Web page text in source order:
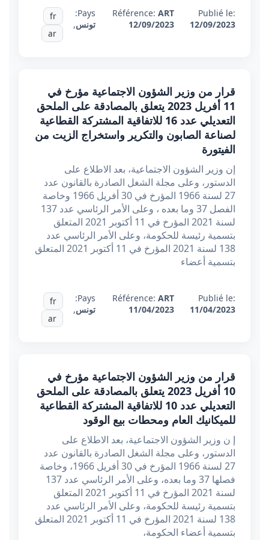
Publié le:
12/09/2023
Référence:ART
12/09/2023
Pays:
تونس,
fr
ar
قرار من وزير الشؤون الاجتماعية مؤرخ في
11 أفريل 2023 يتعلق بالمصادقة على الملحق
التعديلي عدد 16 للاتفاقية المشتركة القطاعية
لصناعة الصابون والتكرير واستخراج الزيت من
الفيتورة
إن وزير الشؤون الاجتماعية، بعد الاطلاع على
الدستور، وعلى مجلة الشغل الصادرة بالقانون عدد
27 لسنة 1966 المؤرخ في 30 أفريل 1966 وخاصة
الفصل 37 وما بعده ، وعلى الأمر الرئاسي عدد 137
لسنة 2021 المؤرخ في 11 أكتوبر 2021 المتعلق
بتسمية رئيسة للحكومة، وعلى الأمر الرئاسي عدد
138 لسنة 2021 المؤرخ في 11 أكتوبر 2021 المتعلق
بتسمية أعضاء
Publié le:
11/04/2023
Référence:ART
11/04/2023
Pays:
تونس,
fr
ar
قرار من وزير الشؤون الاجتماعية مؤرخ في
10 أفريل 2023 يتعلق بالمصادقة على الملحق
التعديلي عدد 10 للاتفاقية المشتركة القطاعية
للميكانيك العام ومحطات بيع الوقود
إ ن وزير الشؤون الاجتماعية، بعد الاطلاع على
الدستور، وعلى مجلة الشغل الصادرة بالقانون عدد
27 لسنة 1966 المؤرخ في 30 أفريل 1966، وخاصة
فصلها 37 وما بعده، وعلى الأمر الرئاسي عدد 137
لسنة 2021 المؤرخ في 11 أكتوبر 2021 المتعلق
بتسمية رئيسة للحكومة، وعلى الأمر الرئاسي عدد
138 لسنة 2021 المؤرخ في 11 أكتوبر 2021 المتعلق
بتسمية أعضاء الحكومة،